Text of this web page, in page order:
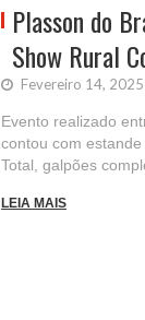
Plasson do
Show Rural
Fevereiro 14, 2025
Evento realizado
contou com
Total, galpões
LEIA MAIS